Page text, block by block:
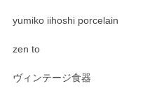
yumiko iihoshi porcelain
zen to
ヴィンテージ食器